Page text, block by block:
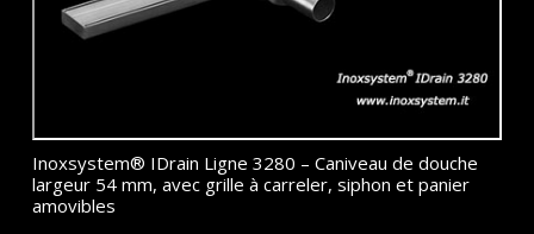
Inoxsystem® IDrain Ligne 3280 – Caniveau de douche
largeur 54 mm, avec grille à carreler, siphon et panier
amovibles